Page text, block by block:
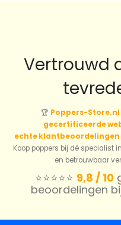
Vertrouwd
🏆 Poppers-Store.nl
gecertificeerde
echte klantbeoordelingen
Koop poppers bij dé specialist in
en betrouwbaar
⭐️⭐️⭐️⭐️⭐️ 9,8 / 10
beoordelingen